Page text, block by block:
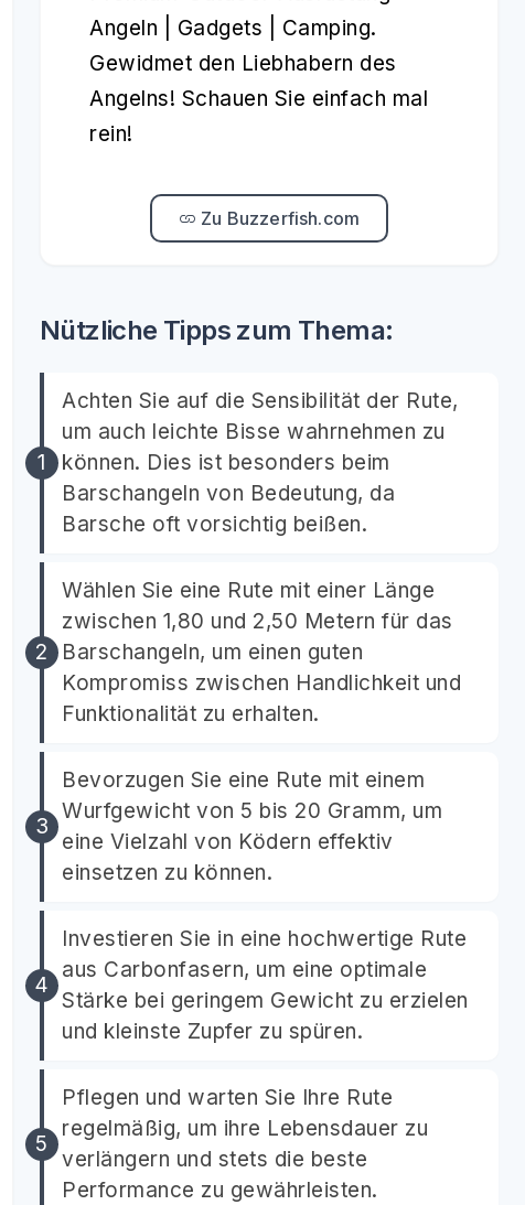
Angeln | Gadgets | Camping.
Gewidmet den Liebhabern des
Angelns! Schauen Sie einfach mal
rein!
Zu Buzzerfish.com
Nützliche Tipps zum Thema:
Achten Sie auf die Sensibilität der Rute,
um auch leichte Bisse wahrnehmen zu
können. Dies ist besonders beim
Barschangeln von Bedeutung, da
Barsche oft vorsichtig beißen.
Wählen Sie eine Rute mit einer Länge
zwischen 1,80 und 2,50 Metern für das
Barschangeln, um einen guten
Kompromiss zwischen Handlichkeit und
Funktionalität zu erhalten.
Bevorzugen Sie eine Rute mit einem
Wurfgewicht von 5 bis 20 Gramm, um
eine Vielzahl von Ködern effektiv
einsetzen zu können.
Investieren Sie in eine hochwertige Rute
aus Carbonfasern, um eine optimale
Stärke bei geringem Gewicht zu erzielen
und kleinste Zupfer zu spüren.
Pflegen und warten Sie Ihre Rute
regelmäßig, um ihre Lebensdauer zu
verlängern und stets die beste
Performance zu gewährleisten.